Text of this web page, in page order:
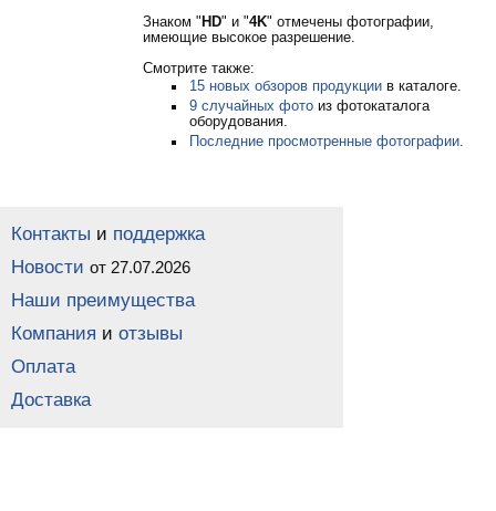
Знаком " HD" и "4K" отмечены фотографии,
имеющие высокое разрешение.
Смотрите также:
15 новых обзоров продукциив каталоге.
9 случайных фотоиз фотокаталога
оборудования.
Последние просмотренные фотографии.
Контакты и поддержка
Новости от 27.07.2026
Наши преимущества
Компания и отзывы
Оплата
Доставка